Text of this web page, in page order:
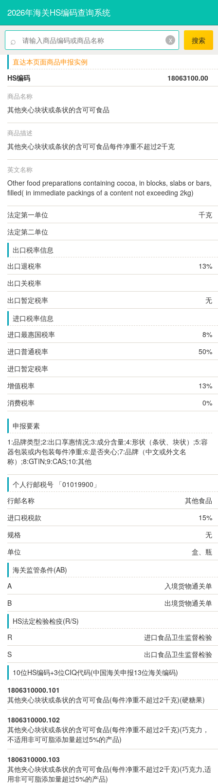
2026年海关HS编码查询系统
⌕ x 搜索
直达本页面商品申报实例
HS编码
18063100.00
商品名称
其他夹心块状或条状的含可可食品
商品描述
其他夹心块状或条状的含可可食品每件净重不超过2千克
英文名称
Other food preparations containing cocoa, in blocks, slabs or bars,
filled( in immediate packings of a content not exceeding 2kg)
法定第一单位
千克
法定第二单位
出口税率信息
出口退税率
13%
出口关税率
出口暂定税率
无
进口税率信息
进口最惠国税率
8%
进口普通税率
50%
进口暂定税率
增值税率
13%
消费税率
0%
申报要素
1:品牌类型;2:出口享惠情况;3:成分含量;4:形状（条状、块状）;5:容
器包装或内包装每件净重;6:是否夹心;7:品牌（中文或外文名
称）;8:GTIN;9:CAS;10:其他
个人行邮税号 「01019900」
行邮名称
其他食品
进口税税款
15%
规格
无
单位
盒、瓶
海关监管条件(AB)
A
入境货物通关单
B
出境货物通关单
HS法定检验检疫(R/S)
R
进口食品卫生监督检验
S
出口食品卫生监督检验
10位HS编码+3位CIQ代码(中国海关申报13位海关编码)
1806310000.101
其他夹心块状或条状的含可可食品(每件净重不超过2千克)(硬糖果)
1806310000.102
其他夹心块状或条状的含可可食品(每件净重不超过2千克)(巧克力，
不适用非可可脂添加量超过5%的产品)
1806310000.103
其他夹心块状或条状的含可可食品(每件净重不超过2千克)(巧克力,适
用非可可脂添加量超过5%的产品)